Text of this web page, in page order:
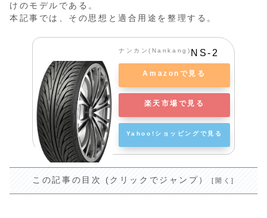
けのモデルである。
本記事では、その思想と適合用途を整理する。
ナンカン(Nankang) NS-2
Amazonで見る
楽天市場で見る
Yahoo!ショッピングで見る
この記事の目次 (クリックでジャンプ）